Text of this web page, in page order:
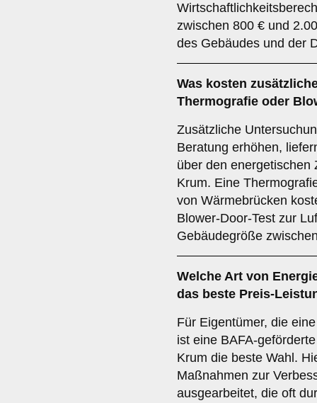
zwischen 800 € und
des Gebäudes und der
Was kosten
Thermografie oder
Zusätzliche
Beratung erhöhen,
über den energetischen
Krum. Eine
von Wärmebrücken
Blower-Door-Test zur
Gebäudegröße
Welche Art von
das beste Preis-
Für Eigentümer, die
ist eine BAFA-
Krum die beste Wahl.
Maßnahmen zur
ausgearbeitet, die oft